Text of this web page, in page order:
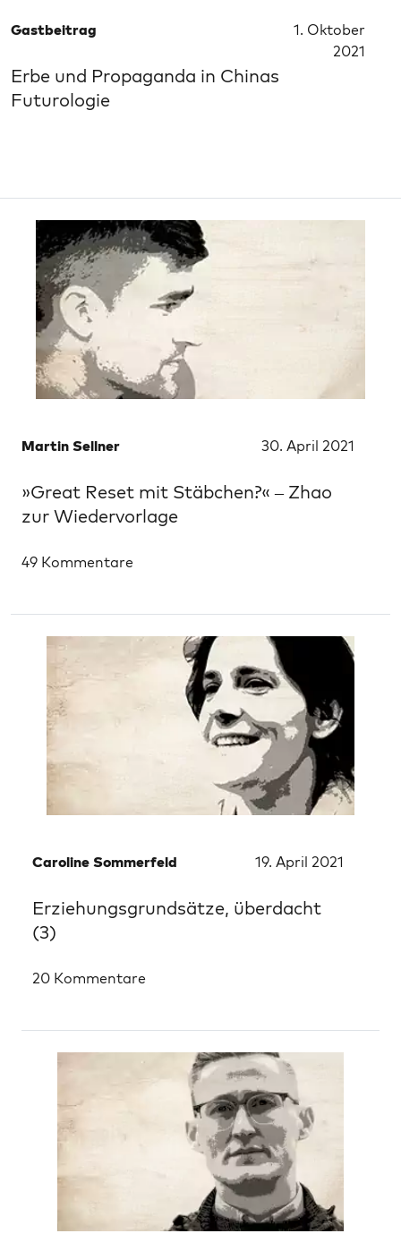
Gastbeitrag
1. Oktober
2021
Erbe und Propaganda in Chinas
Futurologie
Martin Sellner 30. April 2021
»Great Reset mit Stäbchen?« – Zhao
zur Wiedervorlage
49 Kommentare
Caroline Sommerfeld 19. April 2021
Erziehungsgrundsätze, überdacht
(3)
20 Kommentare